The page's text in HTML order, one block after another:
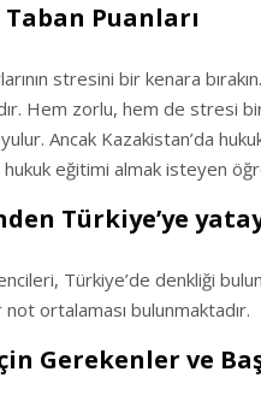
Puanları
stresini bir kenara
Hem zorlu, hem de stresi
Ancak Kazakistan’da
eğitimi almak isteyen
Türkiye’ye yatay
Türkiye’de denkliği
ortalaması bulunmaktadır.
Gerekenler ve